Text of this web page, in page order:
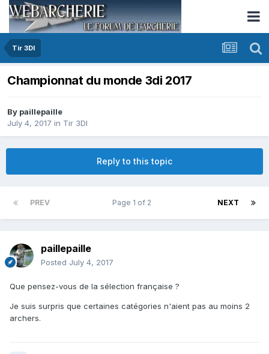
Tir 3DI
Championnat du monde 3di 2017
By paillepaille
July 4, 2017 in Tir 3DI
Reply to this topic
PREV NEXT
Page 1 of 2
paillepaille
Posted July 4, 2017
Que pensez-vous de la sélection française ?
Je suis surpris que certaines catégories n'aient pas au moins 2
archers.